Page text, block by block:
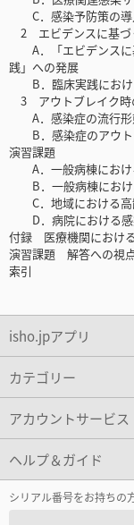
C．感染予防策の導
2 エビデンスに基づ
A．「エビデンスに
践」への発展
B．臨床実践におけ
3 アウトブレイク時
A．感染症の流行形
B．感染症のアウト
演習課題
A．一般病棟にお
B．一般病棟にお
C．地域における高
D．病院における感
付録 医療機関における
演習課題 解答への視
索引
isho.jpアプリ
カテゴリー
アカウントサービス
ヘルプ＆ガイド
シリアル番号をお持ちの